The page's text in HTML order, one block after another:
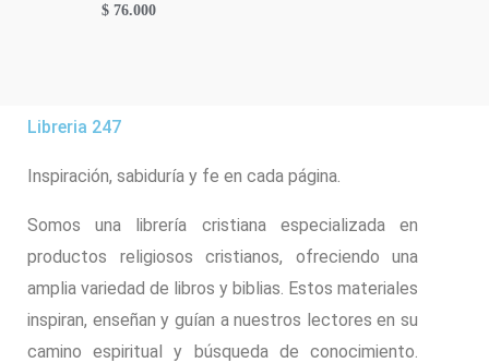
$ 76.000
Libreria 247
Inspiración, sabiduría y fe en cada página.
Somos una librería cristiana especializada en
productos religiosos cristianos, ofreciendo una
amplia variedad de libros y biblias. Estos materiales
inspiran, enseñan y guían a nuestros lectores en su
camino espiritual y búsqueda de conocimiento.